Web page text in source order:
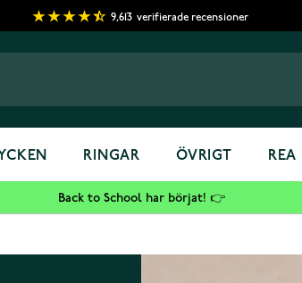
9,613 verifierade recensioner
RINGAR ÖVRIGT REA
Back to School har börjat! 👉